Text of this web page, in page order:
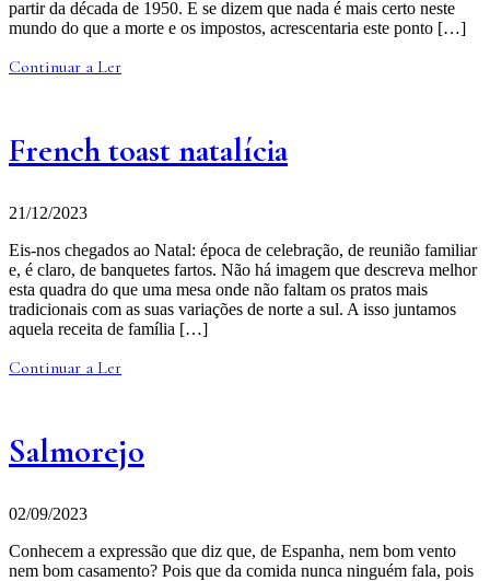
partir da década de 1950. E se dizem que nada é mais certo neste
mundo do que a morte e os impostos, acrescentaria este ponto […]
Continuar a Ler
French toast natalícia
21/12/2023
Eis-nos chegados ao Natal: época de celebração, de reunião familiar
e, é claro, de banquetes fartos. Não há imagem que descreva melhor
esta quadra do que uma mesa onde não faltam os pratos mais
tradicionais com as suas variações de norte a sul. A isso juntamos
aquela receita de família […]
Continuar a Ler
Salmorejo
02/09/2023
Conhecem a expressão que diz que, de Espanha, nem bom vento
nem bom casamento? Pois que da comida nunca ninguém fala, pois